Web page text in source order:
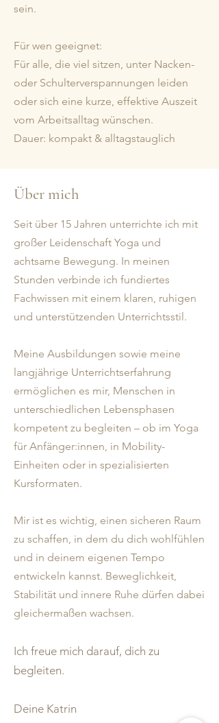
sein.
Für wen geeignet:
Für alle, die viel sitzen, unter Nacken-
oder Schulterverspannungen leiden
oder sich eine kurze, effektive Auszeit
vom Arbeitsalltag wünschen.
Dauer: kompakt & alltagstauglich
Über mich
Seit über 15 Jahren unterrichte ich mit
großer Leidenschaft Yoga und
achtsame Bewegung. In meinen
Stunden verbinde ich fundiertes
Fachwissen mit einem klaren, ruhigen
und unterstützenden Unterrichtsstil.
Meine Ausbildungen sowie meine
langjährige Unterrichtserfahrung
ermöglichen es mir, Menschen in
unterschiedlichen Lebensphasen
kompetent zu begleiten – ob im Yoga
für Anfänger:innen, in Mobility-
Einheiten oder in spezialisierten
Kursformaten.
Mir ist es wichtig, einen sicheren Raum
zu schaffen, in dem du dich wohlfühlen
und in deinem eigenen Tempo
entwickeln kannst. Beweglichkeit,
Stabilität und innere Ruhe dürfen dabei
gleichermaßen wachsen.
Ich freue mich darauf, dich zu
begleiten.
Deine Katrin